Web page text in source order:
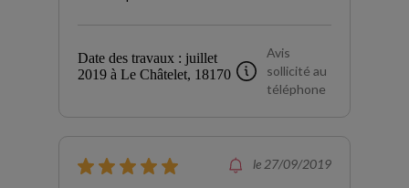
Date des travaux : juillet
2019 à Le Châtelet, 18170
Avis
sollicité au
téléphone
le 27/09/2019